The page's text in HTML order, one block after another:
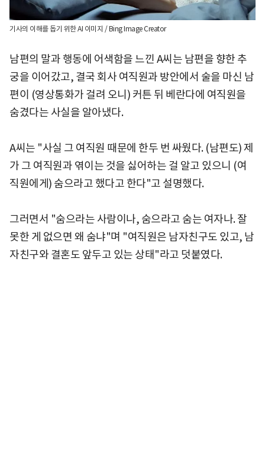
기사의 이해를 돕기 위한 AI 이미지 / Bing Image Creator
남편의 말과 행동에 어색함을 느낀 A씨는 남편을 향한 추
궁을 이어갔고, 결국 회사 여직원과 방안에서 술을 마신 남
편이 (영상통화가 걸려 오니) 커튼 뒤 베란다에 여직원을
숨겼다는 사실을 알아냈다.
A씨는 "사실 그 여직원 때문에 한두 번 싸웠다. (남편도) 제
가 그 여직원과 엮이는 것을 싫어하는 걸 알고 있으니 (여
직원에게) 숨으라고 했다고 한다"고 설명했다.
그러면서 "숨으라는 사람이나, 숨으라고 숨는 여자나. 잘
못한 게 없으면 왜 숨냐"며 "여직원은 남자친구도 있고, 남
자친구와 결혼도 앞두고 있는 상태"라고 덧붙였다.